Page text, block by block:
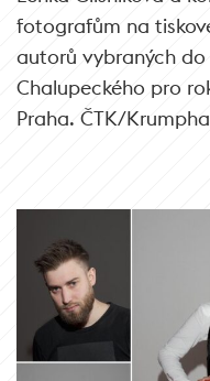
fotografům na
autorů vybraných do
Chalupeckého pro
Praha. ČTK/